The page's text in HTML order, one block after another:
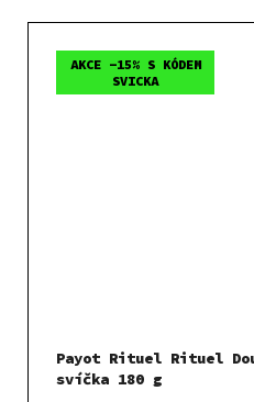
AKCE -15% S KÓDEM
SVICKA
Payot Rituel Rituel
svíčka 180 g